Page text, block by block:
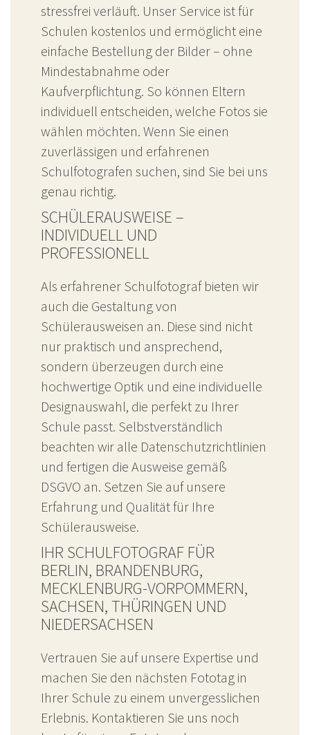
stressfrei verläuft. Unser Service ist für
Schulen kostenlos und ermöglicht eine
einfache Bestellung der Bilder – ohne
Mindestabnahme oder
Kaufverpflichtung. So können Eltern
individuell entscheiden, welche Fotos sie
wählen möchten. Wenn Sie einen
zuverlässigen und erfahrenen
Schulfotografen suchen, sind Sie bei uns
genau richtig.
SCHÜLERAUSWEISE –
INDIVIDUELL UND
PROFESSIONELL
Als erfahrener Schulfotograf bieten wir
auch die Gestaltung von
Schülerausweisen an. Diese sind nicht
nur praktisch und ansprechend,
sondern überzeugen durch eine
hochwertige Optik und eine individuelle
Designauswahl, die perfekt zu Ihrer
Schule passt. Selbstverständlich
beachten wir alle Datenschutzrichtlinien
und fertigen die Ausweise gemäß
DSGVO an. Setzen Sie auf unsere
Erfahrung und Qualität für Ihre
Schülerausweise.
IHR SCHULFOTOGRAF FÜR
BERLIN, BRANDENBURG,
MECKLENBURG-VORPOMMERN,
SACHSEN, THÜRINGEN UND
NIEDERSACHSEN
Vertrauen Sie auf unsere Expertise und
machen Sie den nächsten Fototag in
Ihrer Schule zu einem unvergesslichen
Erlebnis. Kontaktieren Sie uns noch